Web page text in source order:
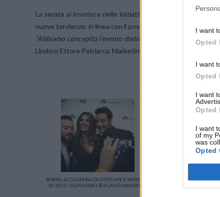
I want
Opted
I want
Opted
I want
Opted
I want
of my
was
Opted
La serata si inserisce nelle iniziative di incontro tra
nuove tendenze, in linea con il posizionamento premium che
“Abbiamo concepito l’evento dedicato all’arrivo in Italia
Lindoro Ettore Patriarca, Marketing Director Huawei Italia
ROMA, ACCADEMIA DI COSTUME E MODA 16
10 2015. GQ HUAWEI. © FLAVIO IANNIELLO
ROMA,